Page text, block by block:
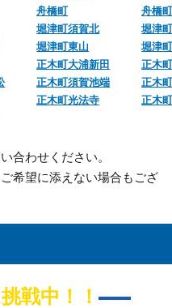
舟橋町
舟橋
堀津町須賀北
堀津
堀津町東山
堀津
正木町大浦新田
正木
正木町須賀池端
正木
正木町光法寺
正木
合わせください。
希望に添えない場合もござ
戦中！！